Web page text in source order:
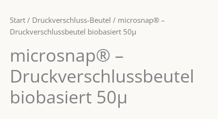
Start / Druckverschluss-Beutel / microsnap® –
Druckverschlussbeutel biobasiert 50µ
microsnap® –
Druckverschlussbeutel
biobasiert 50µ